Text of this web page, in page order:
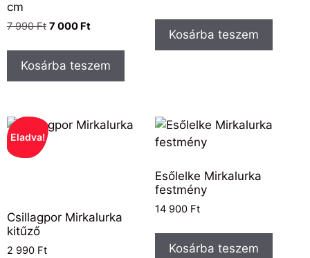
cm
7 990Ft 7 000 Ft
Kosárba teszem
Kosárba teszem
Eladva!
Csillagpor Mirkalurka
kitűző
2 990 Ft
Esőlelke Mirkalurka
festmény
14 900 Ft
Kosárba teszem